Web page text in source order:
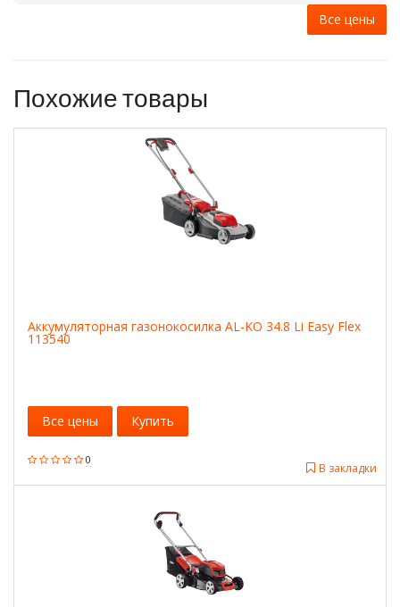
Все цены
Похожие товары
Аккумуляторная газонокосилка AL-KO 34.8 Li Easy Flex
113540
0
В закладки
Все цены Купить